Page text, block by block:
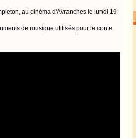
au cinéma d'Avranches le lundi 19
de musique utilisés pour le conte